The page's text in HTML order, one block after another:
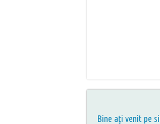
Bine aţi venit pe